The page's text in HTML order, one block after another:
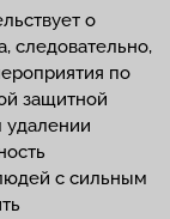
о
следовательно,
по
защитной
удалении
с сильным